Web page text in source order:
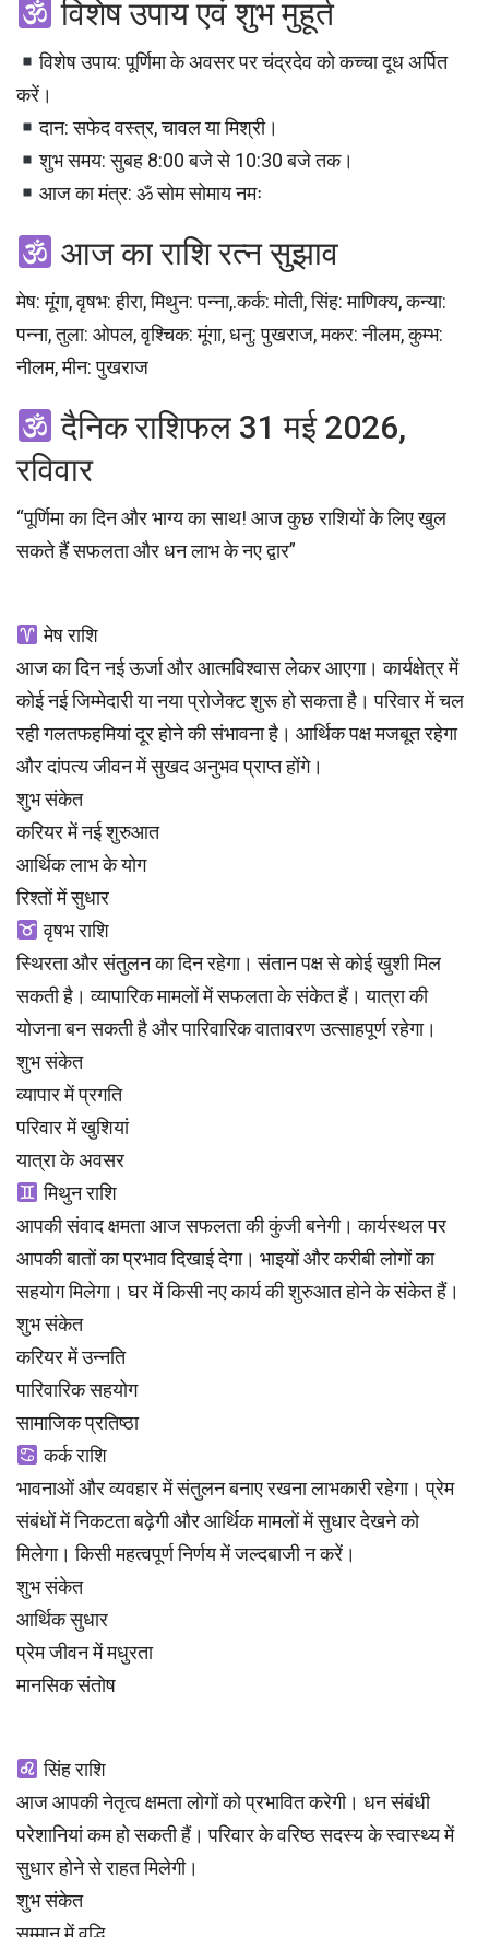
विशेष उपाय एवं शुभ मुहूर्त
विशेष उपाय: पूर्णिमा के अवसर पर चंद्रदेव को कच्चा दूध अर्पित
करें।
दान: सफेद वस्त्र, चावल या मिश्री।
शुभ समय: सुबह 8:00 बजे से 10:30 बजे तक।
आज का मंत्र: ॐ सोम सोमाय नमः
आज का राशि रत्न सुझाव
मेष: मूंगा, वृषभ: हीरा, मिथुन: पन्ना,.कर्क: मोती, सिंह: माणिक्य, कन्या:
पन्ना, तुला: ओपल, वृश्चिक: मूंगा, धनु: पुखराज, मकर: नीलम, कुम्भ:
नीलम, मीन: पुखराज
दैनिक राशिफल 31 मई 2026,
रविवार
“पूर्णिमा का दिन और भाग्य का साथ! आज कुछ राशियों के लिए खुल
सकते हैं सफलता और धन लाभ के नए द्वार”
मेष राशि
आज का दिन नई ऊर्जा और आत्मविश्वास लेकर आएगा। कार्यक्षेत्र में
कोई नई जिम्मेदारी या नया प्रोजेक्ट शुरू हो सकता है। परिवार में चल
रही गलतफहमियां दूर होने की संभावना है। आर्थिक पक्ष मजबूत रहेगा
और दांपत्य जीवन में सुखद अनुभव प्राप्त होंगे।
शुभ संकेत
करियर में नई शुरुआत
आर्थिक लाभ के योग
रिश्तों में सुधार
वृषभ राशि
स्थिरता और संतुलन का दिन रहेगा। संतान पक्ष से कोई खुशी मिल
सकती है। व्यापारिक मामलों में सफलता के संकेत हैं। यात्रा की
योजना बन सकती है और पारिवारिक वातावरण उत्साहपूर्ण रहेगा।
शुभ संकेत
व्यापार में प्रगति
परिवार में खुशियां
यात्रा के अवसर
मिथुन राशि
आपकी संवाद क्षमता आज सफलता की कुंजी बनेगी। कार्यस्थल पर
आपकी बातों का प्रभाव दिखाई देगा। भाइयों और करीबी लोगों का
सहयोग मिलेगा। घर में किसी नए कार्य की शुरुआत होने के संकेत हैं।
शुभ संकेत
करियर में उन्नति
पारिवारिक सहयोग
सामाजिक प्रतिष्ठा
कर्क राशि
भावनाओं और व्यवहार में संतुलन बनाए रखना लाभकारी रहेगा। प्रेम
संबंधों में निकटता बढ़ेगी और आर्थिक मामलों में सुधार देखने को
मिलेगा। किसी महत्वपूर्ण निर्णय में जल्दबाजी न करें।
शुभ संकेत
आर्थिक सुधार
प्रेम जीवन में मधुरता
मानसिक संतोष
सिंह राशि
आज आपकी नेतृत्व क्षमता लोगों को प्रभावित करेगी। धन संबंधी
परेशानियां कम हो सकती हैं। परिवार के वरिष्ठ सदस्य के स्वास्थ्य में
सुधार होने से राहत मिलेगी।
शुभ संकेत